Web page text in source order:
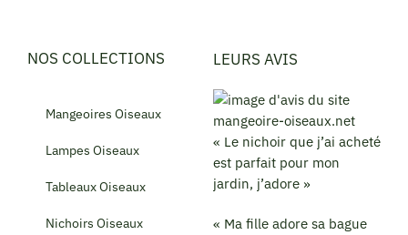
NOS COLLECTIONS
Mangeoires Oiseaux
Lampes Oiseaux
Tableaux Oiseaux
Nichoirs Oiseaux
LEURS AVIS
« Le nichoir que j’ai acheté
est parfait pour mon
jardin, j’adore »
« Ma fille adore sa bague